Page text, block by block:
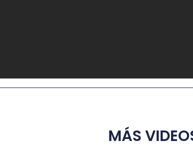
MÁS